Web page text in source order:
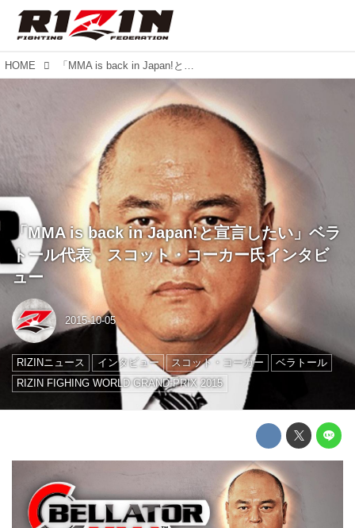
HOME 「MMA is back in Japan!と宣言したい」ベラトール代表 スコット・コーカー氏インタビュー
「MMA is back in Japan!と宣言したい」ベラ
トール代表 スコット・コーカー氏インタビ
ュー
2015-10-05
RIZINニュース インタビュー スコット・コーカー
ベラトール
RIZIN FIGHING WORLD GRAND-PRIX 2015